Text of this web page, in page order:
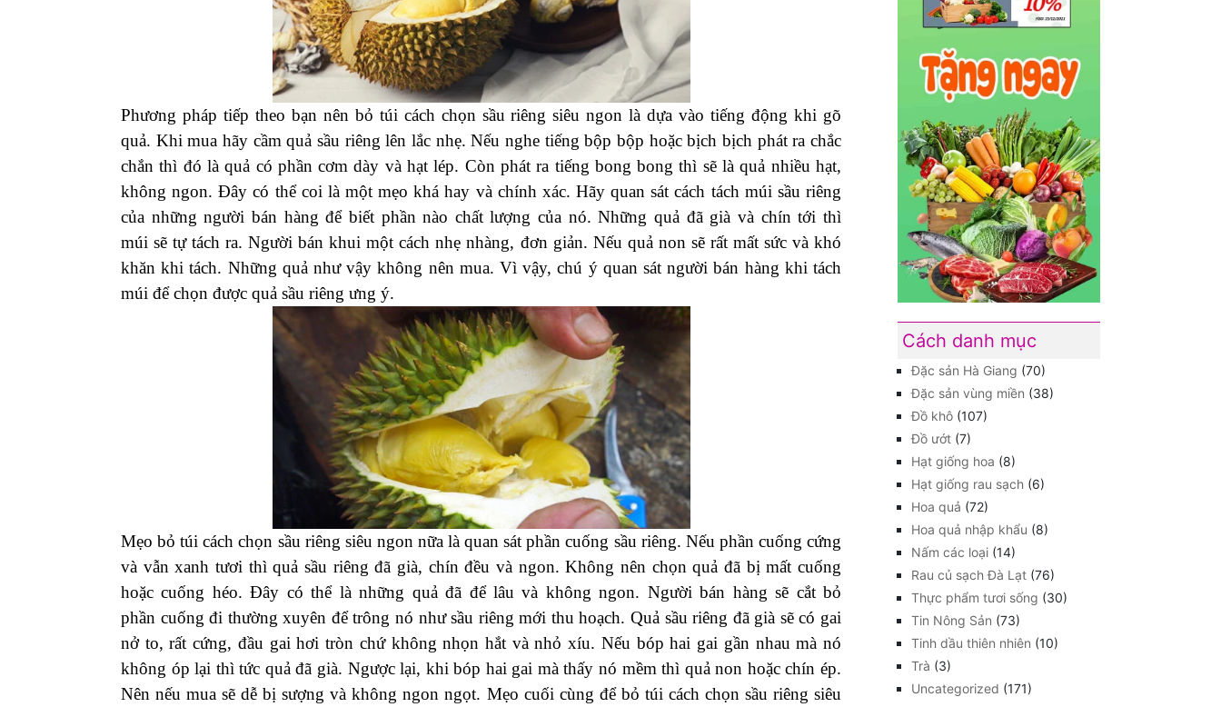
Phương pháp tiếp theo bạn nên bỏ túi cách chọn sầu riêng siêu ngon là dựa vào tiếng động khi gõ
quả. Khi mua hãy cầm quả sầu riêng lên lắc nhẹ. Nếu nghe tiếng bộp bộp hoặc bịch bịch phát ra chắc
chắn thì đó là quả có phần cơm dày và hạt lép. Còn phát ra tiếng bong bong thì sẽ là quả nhiều hạt,
không ngon. Đây có thể coi là một mẹo khá hay và chính xác. Hãy quan sát cách tách múi sầu riêng
của những người bán hàng để biết phần nào chất lượng của nó. Những quả đã già và chín tới thì
múi sẽ tự tách ra. Người bán khui một cách nhẹ nhàng, đơn giản. Nếu quả non sẽ rất mất sức và khó
khăn khi tách. Những quả như vậy không nên mua. Vì vậy, chú ý quan sát người bán hàng khi tách
múi để chọn được quả sầu riêng ưng ý.
Mẹo bỏ túi cách chọn sầu riêng siêu ngon nữa là quan sát phần cuống sầu riêng. Nếu phần cuống cứng
và vẫn xanh tươi thì quả sầu riêng đã già, chín đều và ngon. Không nên chọn quả đã bị mất cuống
hoặc cuống héo. Đây có thể là những quả đã để lâu và không ngon. Người bán hàng sẽ cắt bỏ
phần cuống đi thường xuyên để trông nó như sầu riêng mới thu hoạch. Quả sầu riêng đã già sẽ có gai
nở to, rất cứng, đầu gai hơi tròn chứ không nhọn hắt và nhỏ xíu. Nếu bóp hai gai gần nhau mà nó
không óp lại thì tức quả đã già. Ngược lại, khi bóp hai gai mà thấy nó mềm thì quả non hoặc chín ép.
Nên nếu mua sẽ dễ bị sượng và không ngon ngọt. Mẹo cuối cùng để bỏ túi cách chọn sầu riêng siêu
Cách danh mục
Đặc sản Hà Giang (70)
Đặc sản vùng miền (38)
Đồ khô (107)
Đồ ướt (7)
Hạt giống hoa (8)
Hạt giống rau sạch (6)
Hoa quả (72)
Hoa quả nhập khẩu (8)
Nấm các loại (14)
Rau củ sạch Đà Lạt (76)
Thực phẩm tươi sống (30)
Tin Nông Sản (73)
Tinh dầu thiên nhiên (10)
Trà (3)
Uncategorized (171)